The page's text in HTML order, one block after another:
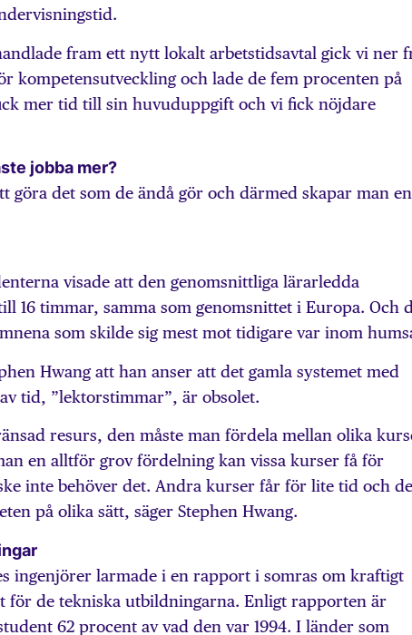
fram ett nytt lokalt arbetstidsavtal gick vi ner
kompetensutveckling och lade de fem procenten på
mer tid till sin huvuduppgift och vi fick nöjdare
jobba mer?
göra det som de ändå gör och därmed skapar man en
visade att den genomsnittliga lärarledda
16 timmar, samma som genomsnittet i Europa. Och
som skilde sig mest mot tidigare var inom
Hwang att han anser att det gamla systemet med
tid, ”lektorstimmar”, är obsolet.
resurs, den måste man fördela mellan olika
en alltför grov fördelning kan vissa kurser få för
inte behöver det. Andra kurser får för lite tid och
på olika sätt, säger Stephen Hwang.
ingenjörer larmade i en rapport i somras om kraftigt
för de tekniska utbildningarna. Enligt rapporten är
62 procent av vad den var 1994. I länder som